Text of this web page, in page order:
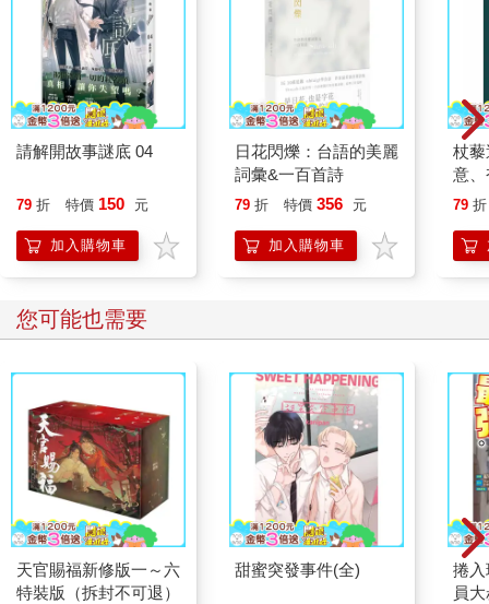
請解開故事謎底 04
79 折 特價 150 元
加入購物車
日花閃爍：台語的美麗
詞彙&一百首詩
79 折 特價 356 元
加入購物車
杖
意
恭
79 折
您可能也需要
天官賜福新修版一～六
特裝版（拆封不可退）
甜蜜突發事件(全)
捲
員